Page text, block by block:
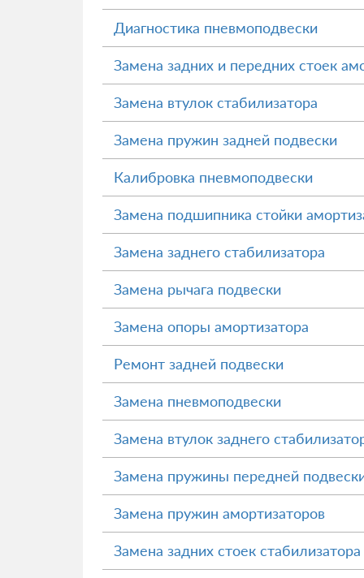
Диагностика пневмоподвески
Замена задних и передних стоек
Замена втулок стабилизатора
Замена пружин задней подвески
Калибровка пневмоподвески
Замена подшипника стойки
Замена заднего стабилизатора
Замена рычага подвески
Замена опоры амортизатора
Ремонт задней подвески
Замена пневмоподвески
Замена втулок заднего
Замена пружины передней
Замена пружин амортизаторов
Замена задних стоек стабилизатора